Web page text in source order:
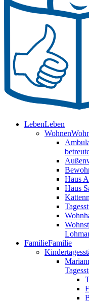
LebenLeben
Wohnen
Haus
Haus
FamilieFamilie